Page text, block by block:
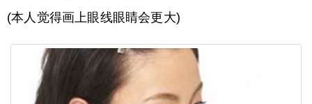
(本人觉得画上眼线眼睛会更大)